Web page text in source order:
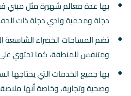
بها عدة معالم شهيرة مثل مبني
دجلة ومحمية وادي دجلة ذات
تضم المساحات الخضراء الشاسعة
ومتنفس للمنطقة، كما تحتوي على
بها جميع الخدمات التي يحتاجها
وصحية وتجارية، وخاصة أنها